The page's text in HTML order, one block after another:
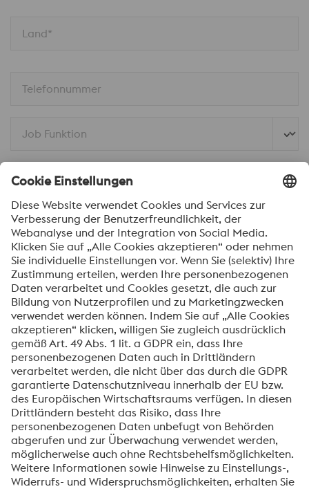
Land*
Telefonnummer
Job Funktion
Ihre Nachricht*
Senden
Anti-Roboter-Verifizierung
Hier klicken
FriendlyCaptcha ⇗
Mit dem Absenden dieses Formulars werden Ihre
personenbezogenen Daten zum Zweck der Bearbeitung
Ihrer Anfrage verarbeitet. Weitere Informationen zur
Verarbeitung Ihrer personenbezogenen Daten sowie zu
Ihren Rechten finden Sie in unserer
Datenschutzmitteilung.